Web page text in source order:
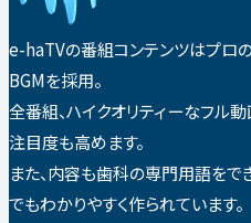
e-haTVの番組コンテンツはプロの
BGMを採用。
全番組、ハイクオリティーなフル
注目度も高めます。
また、内容も歯科の専門用語をで
でもわかりやすく作られています。